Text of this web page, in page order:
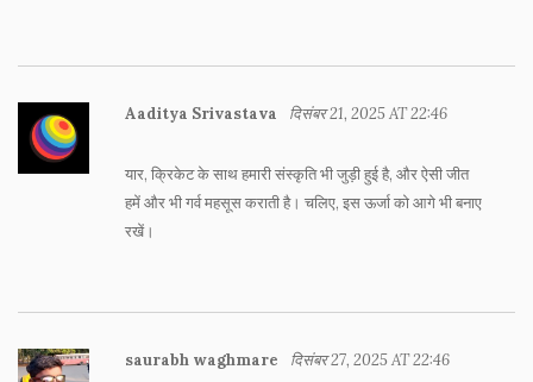
Aaditya Srivastava दिसंबर 21, 2025 AT 22:46
यार, क्रिकेट के साथ हमारी संस्कृति भी जुड़ी हुई है, और ऐसी जीत
हमें और भी गर्व महसूस कराती है। चलिए, इस ऊर्जा को आगे भी बनाए
रखें।
saurabh waghmare दिसंबर 27, 2025 AT 22:46